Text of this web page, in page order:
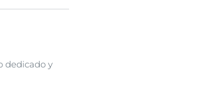
dedicado y